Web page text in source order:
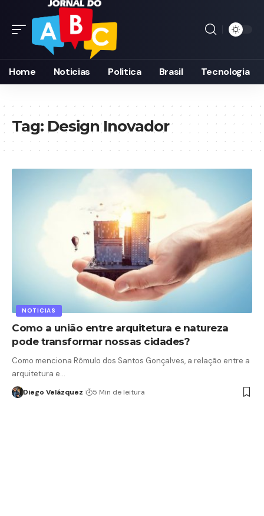
Home Noticias Politica Brasil Tecnologia
Tag: Design Inovador
NOTICIAS
Como a união entre arquitetura e natureza
pode transformar nossas cidades?
Como menciona Rômulo dos Santos Gonçalves, a relação entre a
arquitetura e…
Diego Velázquez 5 Min de leitura